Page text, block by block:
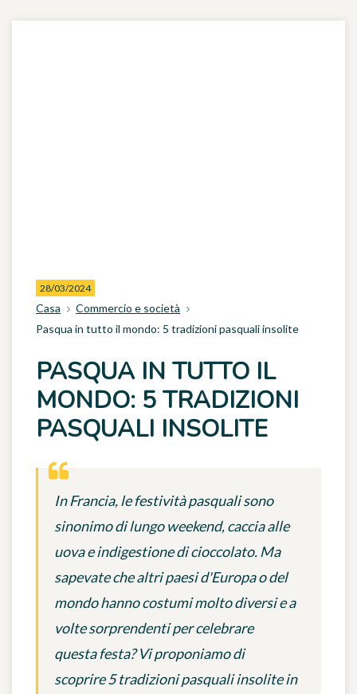
28/03/2024
Casa
Commercio e società
Pasqua in tutto il mondo: 5 tradizioni pasquali insolite
PASQUA IN TUTTO IL
MONDO: 5 TRADIZIONI
PASQUALI INSOLITE
In Francia, le festività pasquali sono
sinonimo di lungo weekend, caccia alle
uova e indigestione di cioccolato. Ma
sapevate che altri paesi d'Europa o del
mondo hanno costumi molto diversi e a
volte sorprendenti per celebrare
questa festa? Vi proponiamo di
scoprire 5 tradizioni pasquali insolite in